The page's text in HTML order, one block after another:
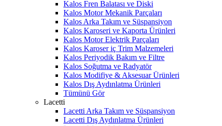
Kalos Fren Balatası ve Diski
Kalos Motor Mekanik Parçaları
Kalos Arka Takım ve Süspansiyon
Kalos Karoseri ve Kaporta Ürünleri
Kalos Motor Elektrik Parçaları
Kalos Karoser iç Trim Malzemeleri
Kalos Periyodik Bakım ve Filtre
Kalos Soğutma ve Radyatör
Kalos Modifiye & Aksesuar Ürünleri
Kalos Dış Aydınlatma Ürünleri
Tümünü Gör
Lacetti
Lacetti Arka Takım ve Süspansiyon
Lacetti Dış Aydınlatma Ürünleri